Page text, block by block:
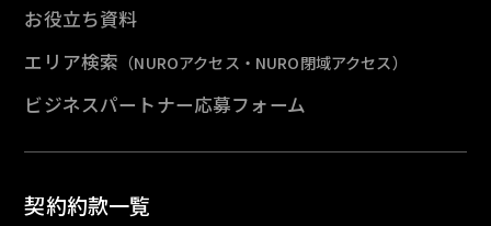
お役立ち資料
エリア検索 （NUROアクセス・NURO閉域アクセス）
ビジネスパートナー応募フォーム
契約約款一覧